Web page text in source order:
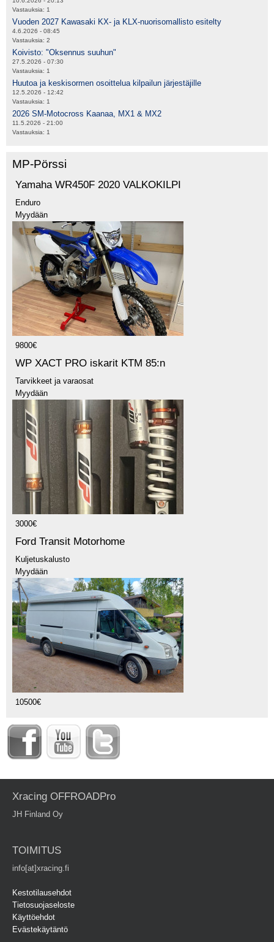
Vastauksia: 1
Vuoden 2027 Kawasaki KX- ja KLX-nuorisomallisto esitelty
4.6.2026 - 08:45
Vastauksia: 2
Koivisto: "Oksennus suuhun"
27.5.2026 - 07:30
Vastauksia: 1
Huutoa ja keskisormen osoittelua kilpailun järjestäjille
12.5.2026 - 12:42
Vastauksia: 1
2026 SM-Motocross Kaanaa, MX1 & MX2
11.5.2026 - 21:00
Vastauksia: 1
MP-Pörssi
Yamaha WR450F 2020 VALKOKILPI
Enduro
Myydään
9800€
WP XACT PRO iskarit KTM 85:n
Tarvikkeet ja varaosat
Myydään
3000€
Ford Transit Motorhome
Kuljetuskalusto
Myydään
10500€
Xracing OFFROADPro
JH Finland Oy
TOIMITUS
info[at]xracing.fi
Kestotilausehdot
Tietosuojaseloste
Käyttöehdot
Evästekäytäntö